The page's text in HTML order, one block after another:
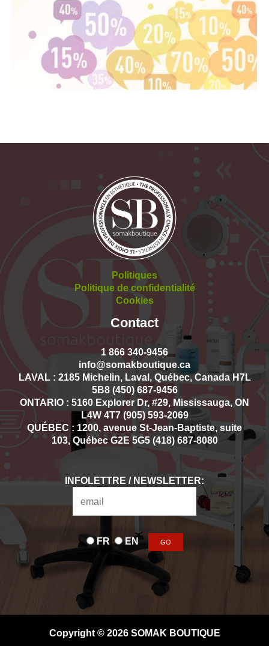
Politiques
Politique de confidentialité
Cookies
Contact
1 866 340-9456
info@somakboutique.ca
LAVAL : 2185 Michelin, Laval, Québec, Canada H7L
5B8 (450) 687-9456
ONTARIO : 5160 Explorer Dr, #29, Mississauga, ON
L4W 4T7 (905) 593-2069
QUÉBEC : 1200, avenue St-Jean-Baptiste, suite
103, Québec G2E 5G5 (418) 687-8080
INFOLETTRE / NEWSLETTER:
FR EN
Copyright © 2026 SOMAK BOUTIQUE